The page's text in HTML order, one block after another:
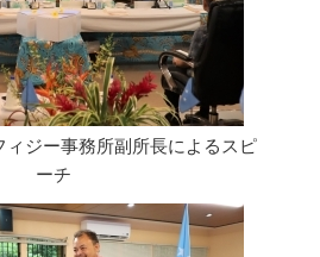
ィジー事務所副所長によるスピ
ーチ